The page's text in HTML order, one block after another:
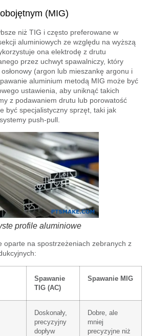
(MIG)
niż TIG i często preferowane w
aluminiowych ze względu na wyższą
ona elektrodę z drutu
przez uchwyt spawalniczy, który
(argon lub mieszankę argonu i
aluminium metodą MIG może być
ustawienia, aby uniknąć takich
z podawaniem drutu lub porowatość
być specjalistyczny sprzęt, taki jak
push-pull.
profile aluminiowe
oparte na spostrzeżeniach zebranych z
Spawanie
TIG (AC)
Spawanie MIG
Doskonały,
precyzyjny
dopływ
Dobre, ale
mniej
precyzyjne niż